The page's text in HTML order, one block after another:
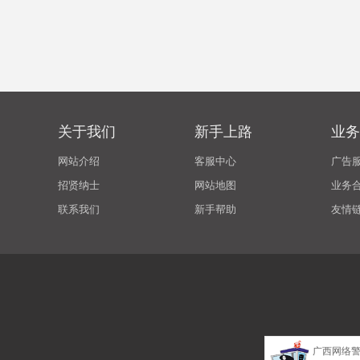
关于我们
网站介绍
招贤纳士
联系我们
新手上路
客服中心
网站地图
新手帮助
业
广告
业务
友情
广西网络警